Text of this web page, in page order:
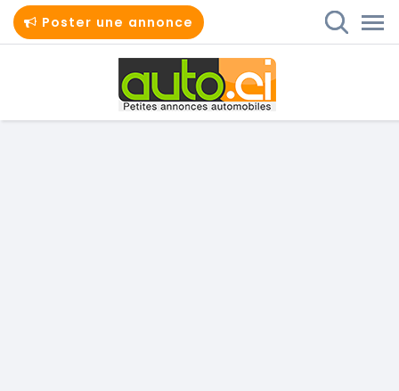
Poster une annonce